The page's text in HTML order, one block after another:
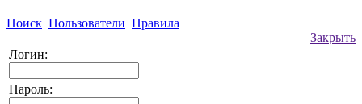
Поиск Пользователи Правила
Закрыть
Логин:
Пароль: